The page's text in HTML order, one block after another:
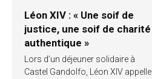
Léon XIV : « Une soif de
justice, une soif de charité
authentique »
Lors d’un déjeuner solidaire à
Castel Gandolfo, Léon XIV appelle